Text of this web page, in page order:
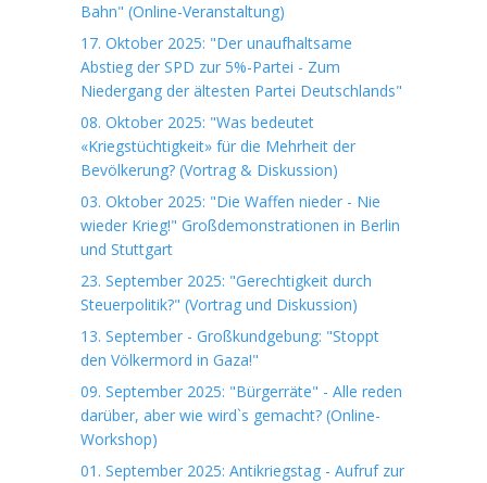
Bahn" (Online-Veranstaltung)
17. Oktober 2025: "Der unaufhaltsame
Abstieg der SPD zur 5%-Partei - Zum
Niedergang der ältesten Partei Deutschlands"
08. Oktober 2025: "Was bedeutet
«Kriegstüchtigkeit» für die Mehrheit der
Bevölkerung? (Vortrag & Diskussion)
03. Oktober 2025: "Die Waffen nieder - Nie
wieder Krieg!" Großdemonstrationen in Berlin
und Stuttgart
23. September 2025: "Gerechtigkeit durch
Steuerpolitik?" (Vortrag und Diskussion)
13. September - Großkundgebung: "Stoppt
den Völkermord in Gaza!"
09. September 2025: "Bürgerräte" - Alle reden
darüber, aber wie wird`s gemacht? (Online-
Workshop)
01. September 2025: Antikriegstag - Aufruf zur